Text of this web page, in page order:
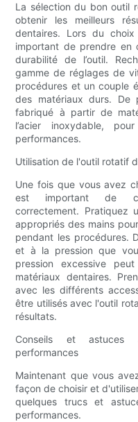
La sélection du bon outil
obtenir les meilleurs
dentaires. Lors du
important de prendre en
durabilité de l’outil.
gamme de réglages de
procédures et un couple
des matériaux durs. De
fabriqué à partir de
l’acier inoxydable,
performances.
Utilisation de l'outil rotatif
Une fois que vous avez
est important de
correctement. Pratiquez
appropriés des mains
pendant les procédures.
et à la pression que
pression excessive
matériaux dentaires.
avec les différents
être utilisés avec l'outil
résultats.
Conseils et astuces
performances
Maintenant que vous
façon de choisir et
quelques trucs et
performances.